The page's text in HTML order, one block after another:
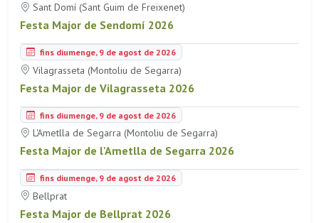
Sant Domí (Sant Guim de Freixenet)
Festa Major de Sendomí 2026
fins diumenge, 9 de agost de 2026
Vilagrasseta (Montoliu de Segarra)
Festa Major de Vilagrasseta 2026
fins diumenge, 9 de agost de 2026
L'Ametlla de Segarra (Montoliu de Segarra)
Festa Major de l'Ametlla de Segarra 2026
fins diumenge, 9 de agost de 2026
Bellprat
Festa Major de Bellprat 2026